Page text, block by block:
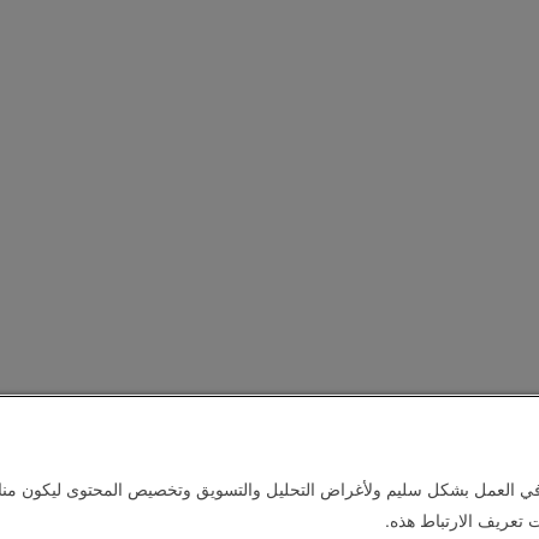
العمل بشكل سليم ولأغراض التحليل والتسويق وتخصيص المحتوى ليكون
تعريف الارتباط هذه.